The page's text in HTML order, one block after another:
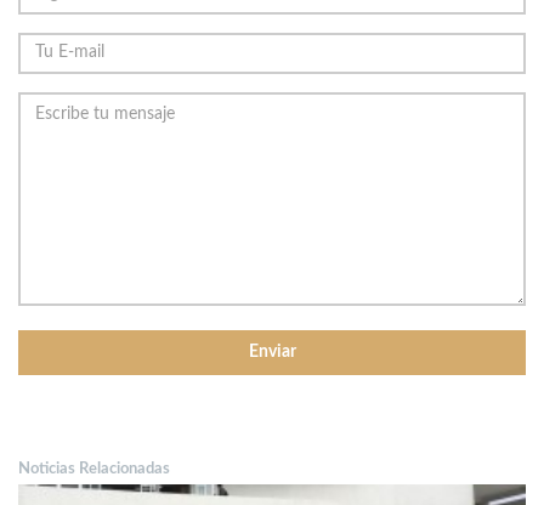
Noticias Relacionadas